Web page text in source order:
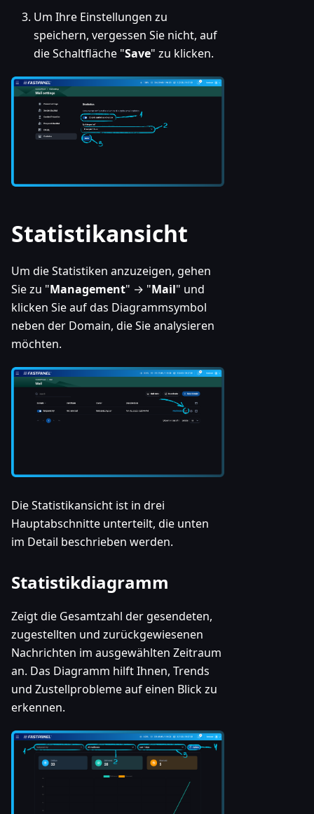
Um Ihre Einstellungen zu
speichern, vergessen Sie nicht, auf
die Schaltfläche "Save" zu klicken.
Statistikansicht
Um die Statistiken anzuzeigen, gehen
Sie zu "Management" → "Mail" und
klicken Sie auf das Diagrammsymbol
neben der Domain, die Sie analysieren
möchten.
Die Statistikansicht ist in drei
Hauptabschnitte unterteilt, die unten
im Detail beschrieben werden.
Statistikdiagramm
Zeigt die Gesamtzahl der gesendeten,
zugestellten und zurückgewiesenen
Nachrichten im ausgewählten Zeitraum
an. Das Diagramm hilft Ihnen, Trends
und Zustellprobleme auf einen Blick zu
erkennen.